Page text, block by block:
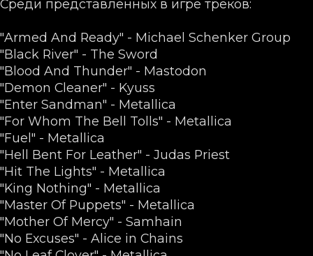
Среди представленных в игре треков:
"Armed And Ready" - Michael Schenker Group
"Black River" - The Sword
"Blood And Thunder" - Mastodon
"Demon Cleaner" - Kyuss
"Enter Sandman" - Metallica
"For Whom The Bell Tolls" - Metallica
"Fuel" - Metallica
"Hell Bent For Leather" - Judas Priest
"Hit The Lights" - Metallica
"King Nothing" - Metallica
"Master Of Puppets" - Metallica
"Mother Of Mercy" - Samhain
"No Excuses" - Alice in Chains